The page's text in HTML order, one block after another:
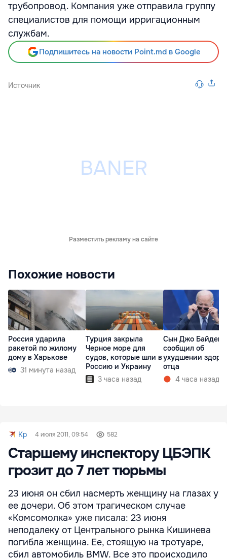
трубопровод. Компания уже отправила группу
специалистов для помощи ирригационным
службам.
Подпишитесь на новости Point.md в Google
Источник
Разместить рекламу на сайте
Похожие новости
Россия ударила
ракетой по жилому
дому в Харькове
31 минута назад
Турция закрыла
Черное море для
судов, которые шли в
Россию и Украину
3 часа назад
Сын Джо Байдена
сообщил об
ухудшении
отца
4 часа назад
Kp 4 июля 2011, 09:54 582
Старшему инспектору ЦБЭПК
грозит до 7 лет тюрьмы
23 июня он сбил насмерть женщину на глазах у
ее дочери. Об этом трагическом случае
«Комсомолка» уже писала: 23 июня
неподалеку от Центрального рынка Кишинева
погибла женщина. Ее, стоящую на тротуаре,
сбил автомобиль BMW. Все это происходило